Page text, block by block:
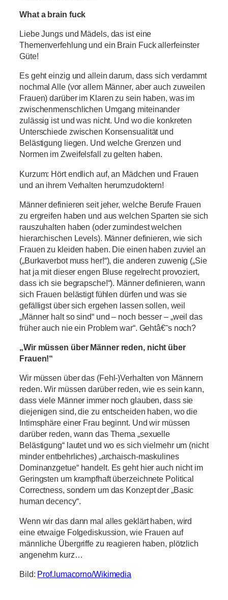
What a brain fuck
Liebe Jungs und Mädels, das ist eine
Themenverfehlung und ein Brain Fuck allerfeinster
Güte!
Es geht einzig und allein darum, dass sich verdammt
nochmal Alle (vor allem Männer, aber auch zuweilen
Frauen) darüber im Klaren zu sein haben, was im
zwischenmenschlichen Umgang miteinander
zulässig ist und was nicht. Und wo die konkreten
Unterschiede zwischen Konsensualität und
Belästigung liegen. Und welche Grenzen und
Normen im Zweifelsfall zu gelten haben.
Kurzum: Hört endlich auf, an Mädchen und Frauen
und an ihrem Verhalten herumzudoktern!
Männer definieren seit jeher, welche Berufe Frauen
zu ergreifen haben und aus welchen Sparten sie sich
rauszuhalten haben (oder zumindest welchen
hierarchischen Levels). Männer definieren, wie sich
Frauen zu kleiden haben. Die einen haben zuviel an
(„Burkaverbot muss her!“), die anderen zuwenig („Sie
hat ja mit dieser engen Bluse regelrecht provoziert,
dass ich sie begrapsche!“). Männer definieren, wann
sich Frauen belästigt fühlen dürfen und was sie
gefälligst über sich ergehen lassen sollen, weil
„Männer halt so sind“ und – noch besser – „weil das
früher auch nie ein Problem war“. Gehtâ€˜s noch?
„Wir müssen über Männer reden, nicht über
Frauen!“
Wir müssen über das (Fehl-)Verhalten von Männern
reden. Wir müssen darüber reden, wie es sein kann,
dass viele Männer immer noch glauben, dass sie
diejenigen sind, die zu entscheiden haben, wo die
Intimsphäre einer Frau beginnt. Und wir müssen
darüber reden, wann das Thema „sexuelle
Belästigung“ lautet und wo es sich vielmehr um (nicht
minder entbehrliches) „archaisch-maskulines
Dominanzgetue“ handelt. Es geht hier auch nicht im
Geringsten um krampfhaft überzeichnete Political
Correctness, sondern um das Konzept der „Basic
human decency“.
Wenn wir das dann mal alles geklärt haben, wird
eine etwaige Folgediskussion, wie Frauen auf
männliche Übergriffe zu reagieren haben, plötzlich
angenehm kurz…
Bild: Prof.lumacorno/Wikimedia